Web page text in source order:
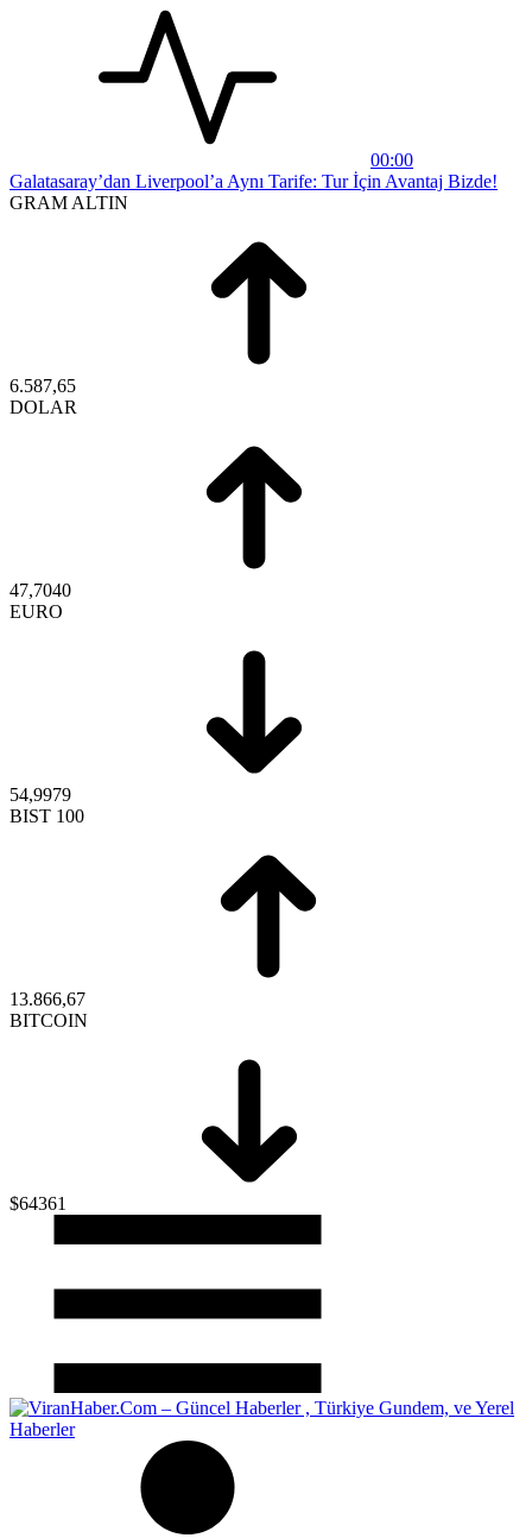
00:00
Galatasaray’dan Liverpool’a Aynı Tarife: Tur İçin Avantaj Bizde!
GRAM ALTIN
6.587,65
DOLAR
47,7040
EURO
54,9979
BIST 100
13.866,67
BITCOIN
$64361